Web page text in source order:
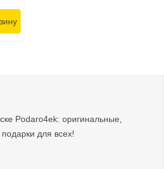
Podaro4ek: оригинальные,
для всех!